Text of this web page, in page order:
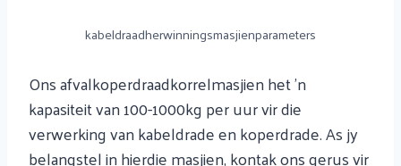
kabeldraadherwinningsmasjienparameters
Ons afvalkoperdraadkorrelmasjien het 'n
kapasiteit van 100-1000kg per uur vir die
verwerking van kabeldrade en koperdrade. As jy
belangstel in hierdie masjien, kontak ons ​​gerus vir